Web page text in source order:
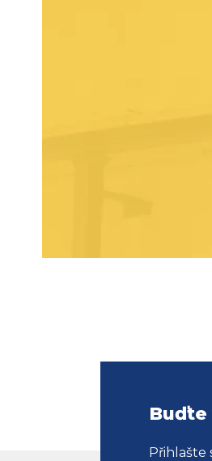
Buďte
Přihlašte